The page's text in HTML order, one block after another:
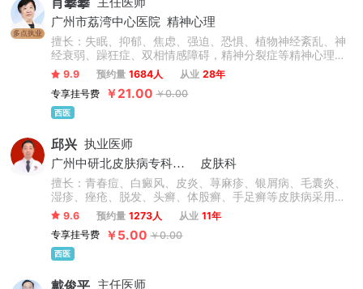
多点执业
广州市荔湾中心医院 精神心理
擅长：失眠、抑郁、焦虑、强迫、恐惧、植物神经紊乱、神
经衰弱、躁狂症、双相情感障碍，精神分裂症等精神心理疾
病。
9.9 预约量 1684人 从业 28年
专享挂号费
￥21.00 ￥0.00
西医
邱兴 执业医师
广州中研北皮肤病专科门诊
皮肤科
擅长：青春痘、白癜风、皮炎、荨麻疹、银屑病、毛囊炎、
湿疹、痤疮、脱发、头癣、体股癣、手足癣等皮肤病采用中
西医结合治疗与免疫疗法治疗。
9.6 预约量 1273人 从业 11年
专享挂号费
￥5.00 ￥0.00
西医
戴俊平 主任医师